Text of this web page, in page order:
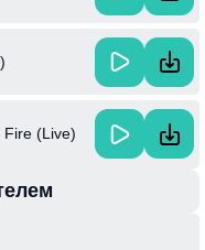
Fire (Live)